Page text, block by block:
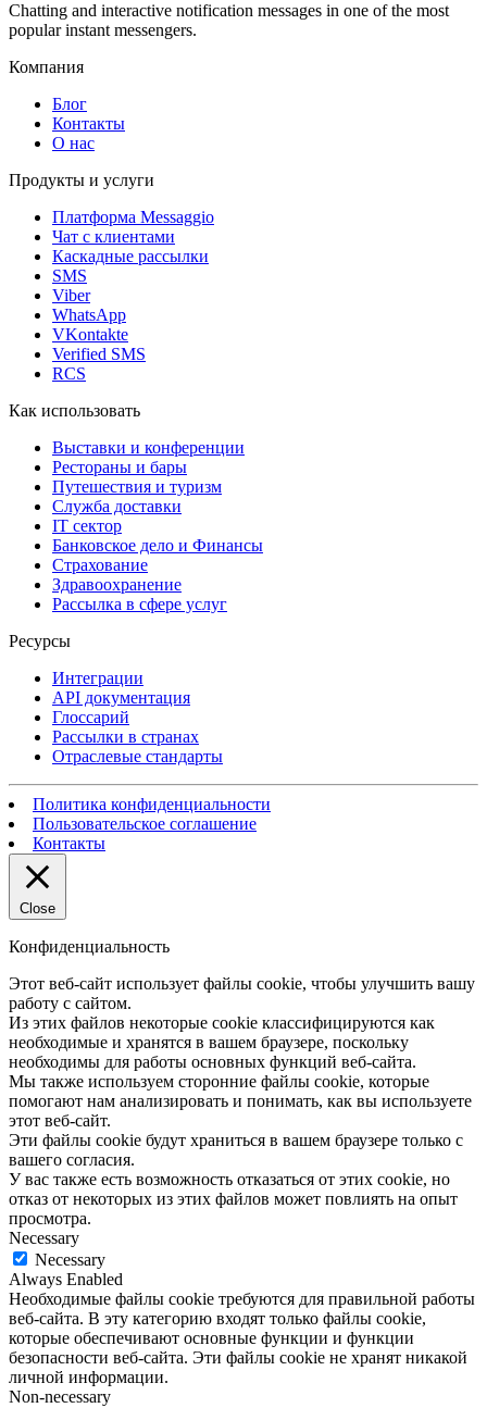
Chatting and interactive notification messages in one of the most
popular instant messengers.
Компания
Блог
Контакты
О нас
Продукты и услуги
Платформа Messaggio
Чат с клиентами
Каскадные рассылки
SMS
Viber
WhatsApp
VKontakte
Verified SMS
RCS
Как использовать
Выставки и конференции
Рестораны и бары
Путешествия и туризм
Служба доставки
IT сектор
Банковское дело и Финансы
Страхование
Здравоохранение
Рассылка в сфере услуг
Ресурсы
Интеграции
API документация
Глоссарий
Рассылки в странах
Отраслевые стандарты
Политика конфиденциальности
Пользовательское соглашение
Контакты
Close
Конфиденциальность
Этот веб-сайт использует файлы cookie, чтобы улучшить вашу
работу с сайтом.
Из этих файлов некоторые cookie классифицируются как
необходимые и хранятся в вашем браузере, поскольку
необходимы для работы основных функций веб-сайта.
Мы также используем сторонние файлы cookie, которые
помогают нам анализировать и понимать, как вы используете
этот веб-сайт.
Эти файлы cookie будут храниться в вашем браузере только с
вашего согласия.
У вас также есть возможность отказаться от этих cookie, но
отказ от некоторых из этих файлов может повлиять на опыт
просмотра.
Necessary
Necessary
Always Enabled
Необходимые файлы cookie требуются для правильной работы
веб-сайта. В эту категорию входят только файлы cookie,
которые обеспечивают основные функции и функции
безопасности веб-сайта. Эти файлы cookie не хранят никакой
личной информации.
Non-necessary